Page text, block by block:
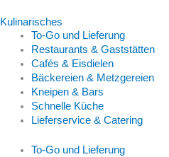
Kulinarisches
To-Go und Lieferung
Restaurants & Gaststätten
Cafés & Eisdielen
Bäckereien & Metzgereien
Kneipen & Bars
Schnelle Küche
Lieferservice & Catering
To-Go und Lieferung